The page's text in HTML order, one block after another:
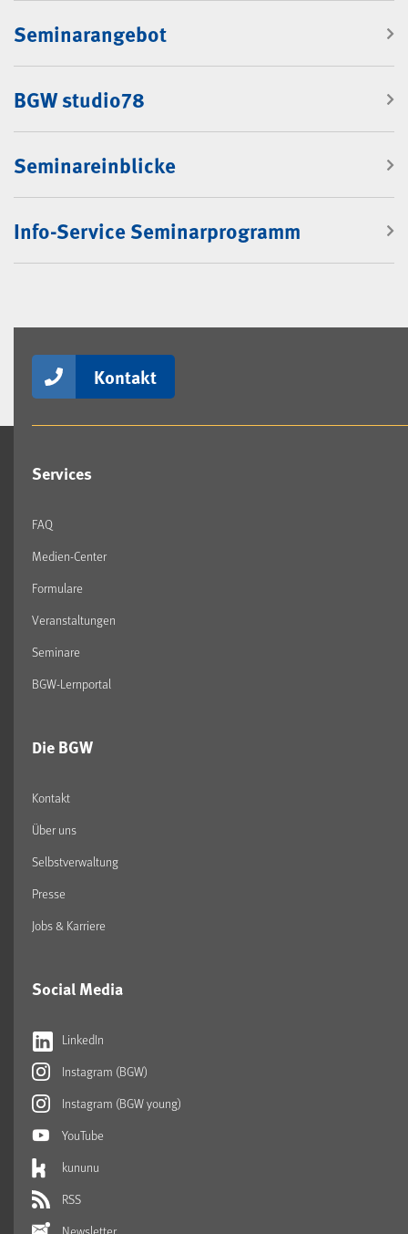
Seminarangebot
BGW studio78
Seminareinblicke
Info-Service Seminarprogramm
Kontakt
Services
FAQ
Medien-Center
Formulare
Veranstaltungen
Seminare
BGW-Lernportal
Die BGW
Kontakt
Über uns
Selbstverwaltung
Presse
Jobs & Karriere
Social Media
LinkedIn
Instagram (BGW)
Instagram (BGW young)
YouTube
kununu
RSS